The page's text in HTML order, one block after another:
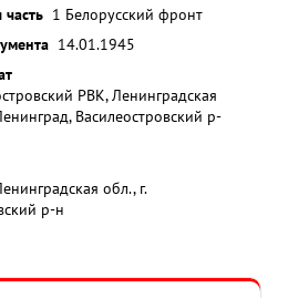
1 Белорусский фронт
14.01.1945
РВК, Ленинградская
Василеостровский р-
обл., г.
р-н